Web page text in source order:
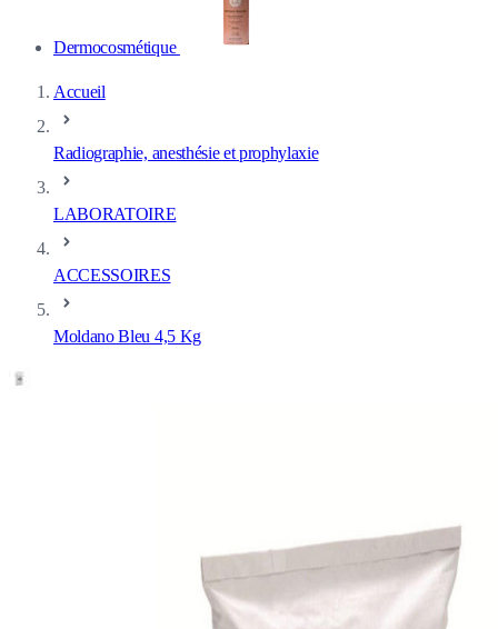
Dermocosmétique
Accueil
Radiographie, anesthésie et prophylaxie
LABORATOIRE
ACCESSOIRES
Moldano Bleu 4,5 Kg